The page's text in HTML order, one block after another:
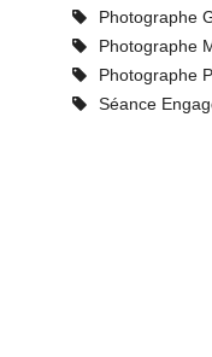
Photographe
Photographe
Photographe
Séance